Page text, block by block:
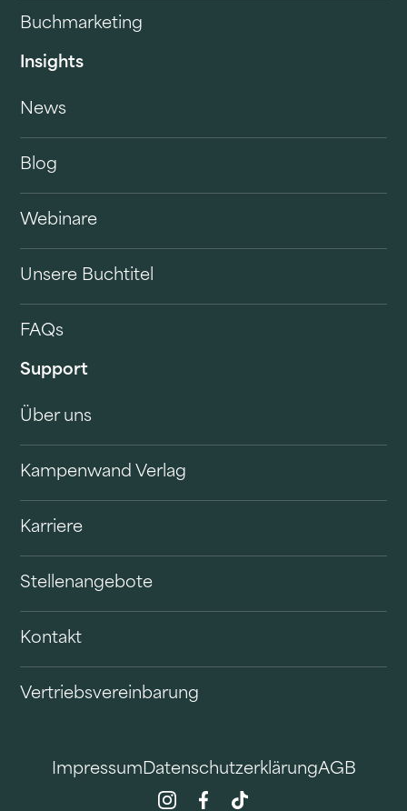
Buchmarketing
Insights
News
Blog
Webinare
Unsere Buchtitel
FAQs
Support
Über uns
Kampenwand Verlag
Karriere
Stellenangebote
Kontakt
Vertriebsvereinbarung
ImpressumDatenschutzerklärungAGB